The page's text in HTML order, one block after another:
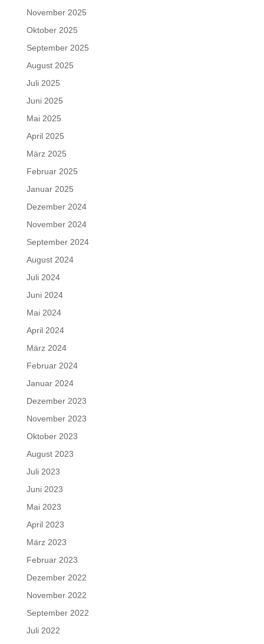
November 2025
Oktober 2025
September 2025
August 2025
Juli 2025
Juni 2025
Mai 2025
April 2025
März 2025
Februar 2025
Januar 2025
Dezember 2024
November 2024
September 2024
August 2024
Juli 2024
Juni 2024
Mai 2024
April 2024
März 2024
Februar 2024
Januar 2024
Dezember 2023
November 2023
Oktober 2023
August 2023
Juli 2023
Juni 2023
Mai 2023
April 2023
März 2023
Februar 2023
Dezember 2022
November 2022
September 2022
Juli 2022